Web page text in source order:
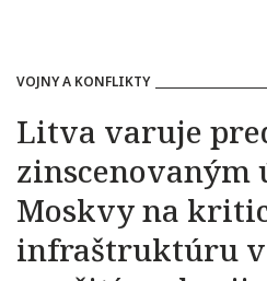
VOJNY A KONFLIKTY
Litva varuje
zinscenovaným
Moskvy na
infraštruktúru v